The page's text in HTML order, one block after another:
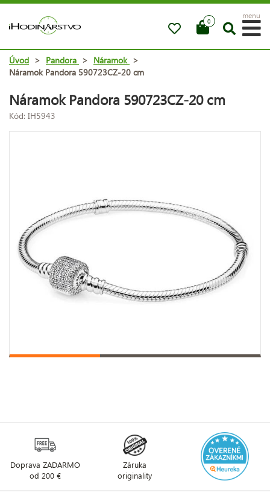
0
menu
Úvod > Pandora > Náramok >
Náramok Pandora 590723CZ-20 cm
Náramok Pandora 590723CZ-20 cm
Kód: IH5943
Doprava ZADARMO
od 200 €
Záruka
originality